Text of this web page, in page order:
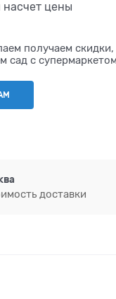
цены
получаем
сад с
доставки